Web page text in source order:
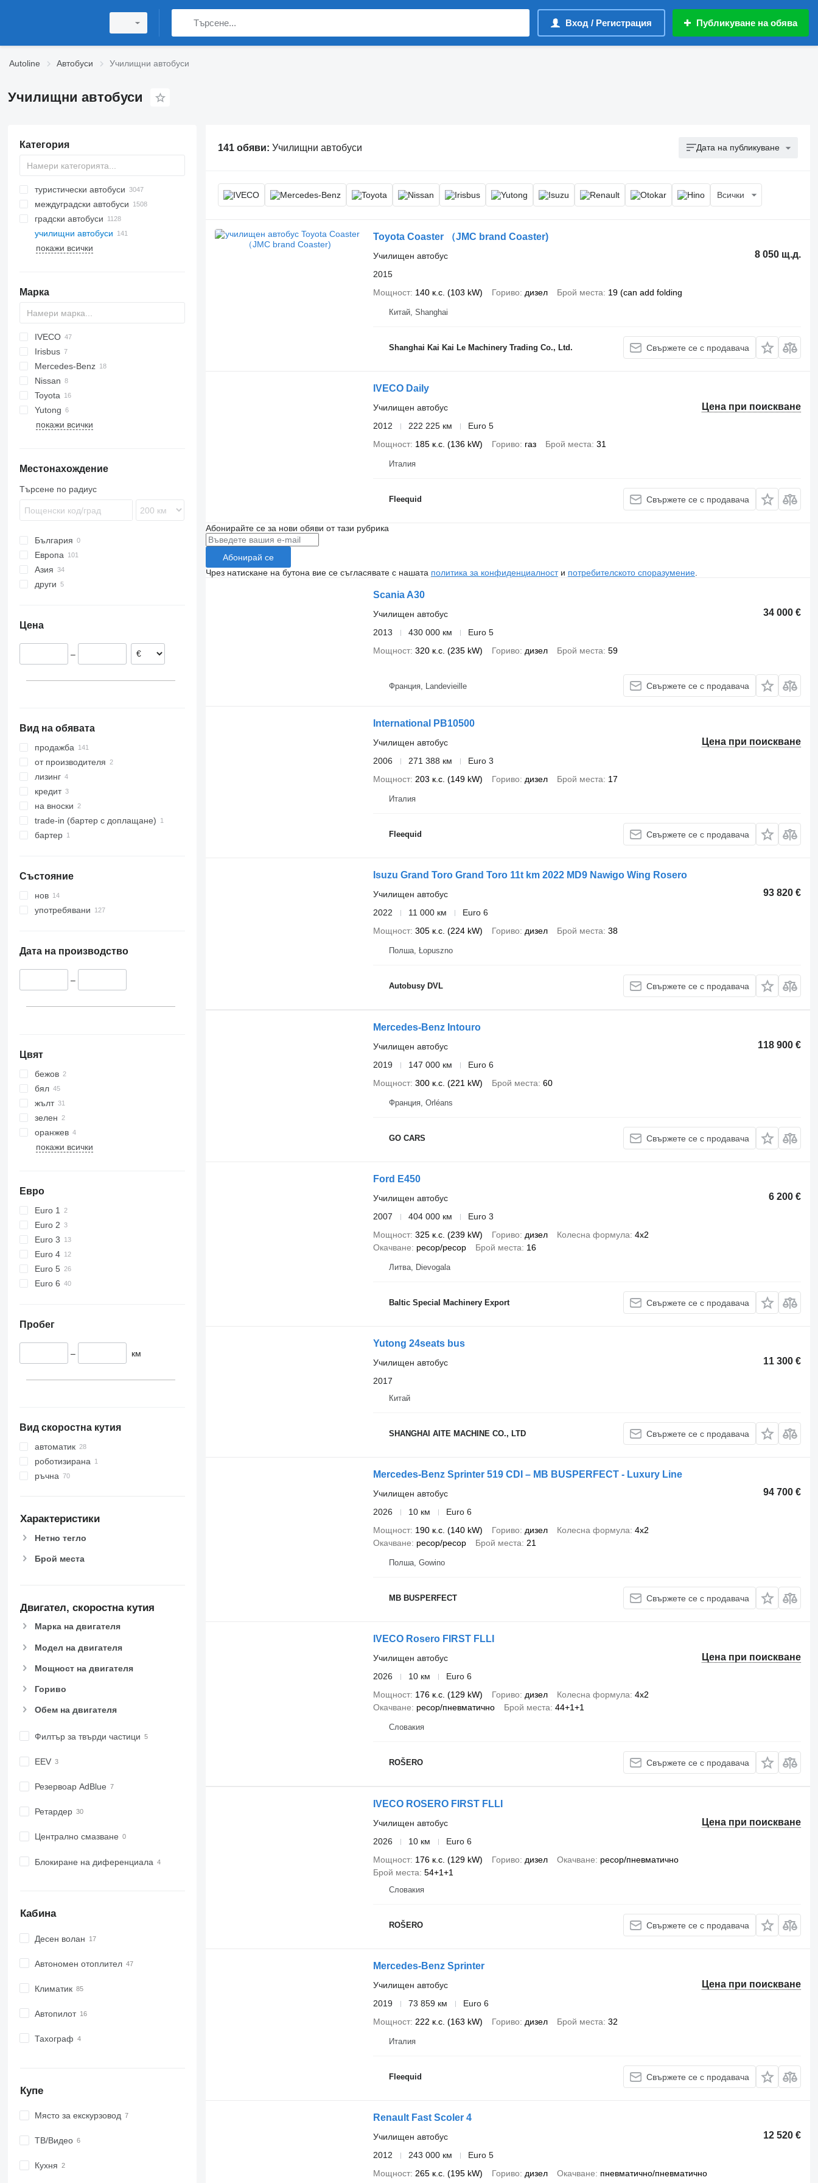
Вход / Регистрация Публикуване на обява
Autoline Автобуси Училищни автобуси
Училищни автобуси
Категория
туристически автобуси
междуградски автобуси
градски автобуси
училищни автобуси
покажи всички
Марка
Ducato
E-series
Liesse
IVECO
Crossway
Daily
Mobi
Wing
530
Irisbus
Crossway
Recreo
Mercedes-Benz
Citaro
Intouro
MB
O-series
Vario
Nissan
Civilian
Navigo
Ponticelli
Prestij
Toyota
Coaster
Futura
Crafter
Yutong
ZK
D-093
покажи всички
Местонахождение
Търсене по радиус
България
Европа
Италия
Белгия
Словакия
Азия
други
Цена
–
Вид на обявата
продажба
от производителя
лизинг
кредит
на вноски
trade-in (бартер с доплащане)
бартер
Състояние
нов
употребявани
Дата на производство
–
Цвят
бежов
бял
жълт
зелен
оранжев
покажи всички
Евро
Euro 1
Euro 2
Euro 3
Euro 4
Euro 5
Euro 6
Пробег
– км
Вид скоростна кутия
автоматик
роботизирана
ръчна
Характеристики
Нетно тегло
Брой места
Двигател, скоростна кутия
Марка на двигателя
Модел на двигателя
Мощност на двигателя
Гориво
Обем на двигателя
Филтър за твърди частици
EEV
Резервоар AdBlue
Ретардер
Централно смазване
Блокиране на диференциала
Кабина
Десен волан
Автономен отоплител
Климатик
Автопилот
Тахограф
Купе
Място за екскурзовод
ТВ/Видео
Кухня
141 обяви: Училищни автобуси Дата на публикуване
Всички
Toyota Coaster （JMC brand Coaster)
8 050 щ.д.
Училищен автобус
2015
Мощност 140 к.с. (103 kW) Гориво дизел Брой места 19 (can add folding
Китай, Shanghai
Shanghai Kai Kai Le Machinery Trading Co., Ltd. Свържете се с продавача
IVECO Daily
Цена при поискване
Училищен автобус
2012
222 225 км
Euro 5
Мощност 185 к.с. (136 kW) Гориво газ Брой места 31
Италия
Fleequid Свържете се с продавача
Абонирайте се за нови обяви от тази рубрика
Абонирай се
Чрез натискане на бутона вие се съгласявате с нашата политика за конфиденциалности потребителското споразумение.
Scania A30
34 000 €
Училищен автобус
2013
430 000 км
Euro 5
Мощност 320 к.с. (235 kW) Гориво дизел Брой места 59
Франция, Landevieille Свържете се с продавача
International PB10500
Цена при поискване
Училищен автобус
2006
271 388 км
Euro 3
Мощност 203 к.с. (149 kW) Гориво дизел Брой места 17
Италия
Fleequid Свържете се с продавача
Isuzu Grand Toro Grand Toro 11t km 2022 MD9 Nawigo Wing Rosero
93 820 €
Училищен автобус
2022
11 000 км
Euro 6
Мощност 305 к.с. (224 kW) Гориво дизел Брой места 38
Полша, Łopuszno
Autobusy DVL Свържете се с продавача
Mercedes-Benz Intouro
118 900 €
Училищен автобус
2019
147 000 км
Euro 6
Мощност 300 к.с. (221 kW) Брой места 60
Франция, Orléans
GO CARS Свържете се с продавача
Ford E450
6 200 €
Училищен автобус
2007
404 000 км
Euro 3
Мощност 325 к.с. (239 kW) Гориво дизел Колесна формула 4x2
Окачване
ресор/ресор Брой места 16
Литва, Dievogala
Baltic Special Machinery Export Свържете се с продавача
Yutong 24seats bus
11 300 €
Училищен автобус
2017
Китай
SHANGHAI AITE MACHINE CO., LTD Свържете се с продавача
Mercedes-Benz Sprinter 519 CDI – MB BUSPERFECT - Luxury Line
94 700 €
Училищен автобус
2026
10 км
Euro 6
Мощност 190 к.с. (140 kW) Гориво дизел Колесна формула 4x2
Окачване
ресор/ресор Брой места 21
Полша, Gowino
MB BUSPERFECT Свържете се с продавача
IVECO Rosero FIRST FLLI
Цена при поискване
Училищен автобус
2026
10 км
Euro 6
Мощност 176 к.с. (129 kW) Гориво дизел Колесна формула 4x2
Окачване
ресор/пневматично Брой места 44+1+1
Словакия
ROŠERO Свържете се с продавача
IVECO ROSERO FIRST FLLI
Цена при поискване
Училищен автобус
2026
10 км
Euro 6
Мощност 176 к.с. (129 kW) Гориво дизел Окачване
ресор/пневматично
Брой места 54+1+1
Словакия
ROŠERO Свържете се с продавача
Mercedes-Benz Sprinter
Цена при поискване
Училищен автобус
2019
73 859 км
Euro 6
Мощност 222 к.с. (163 kW) Гориво дизел Брой места 32
Италия
Fleequid Свържете се с продавача
Renault Fast Scoler 4
12 520 €
Училищен автобус
2012
243 000 км
Euro 5
Мощност 265 к.с. (195 kW) Гориво дизел Окачване
пневматично/пневматично